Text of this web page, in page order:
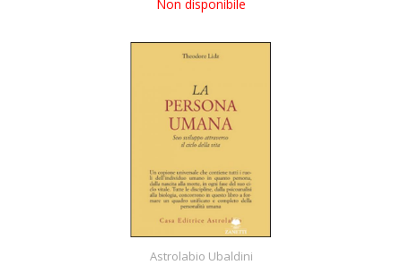
Non disponibile
Astrolabio Ubaldini